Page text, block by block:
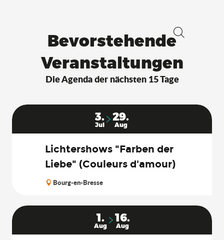
Suche
Bevorstehende
Veranstaltungen
Die Agenda der nächsten 15 Tage
3.
Jul
29.
Aug
Lichtershows "Farben der
Liebe" (Couleurs d'amour)
Bourg-en-Bresse
1.
Aug
16.
Aug